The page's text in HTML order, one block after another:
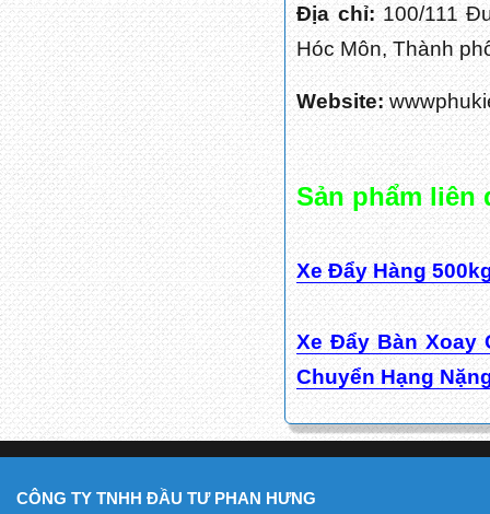
Địa chỉ: 100/111
Hóc Môn, Thành
Website:
Sản phẩm liên
Xe Đẩy Hàng
Xe Đẩy Bàn Xoay
Chuyển Hạng
CÔNG TY TNHH ĐẦU TƯ PHAN HƯNG